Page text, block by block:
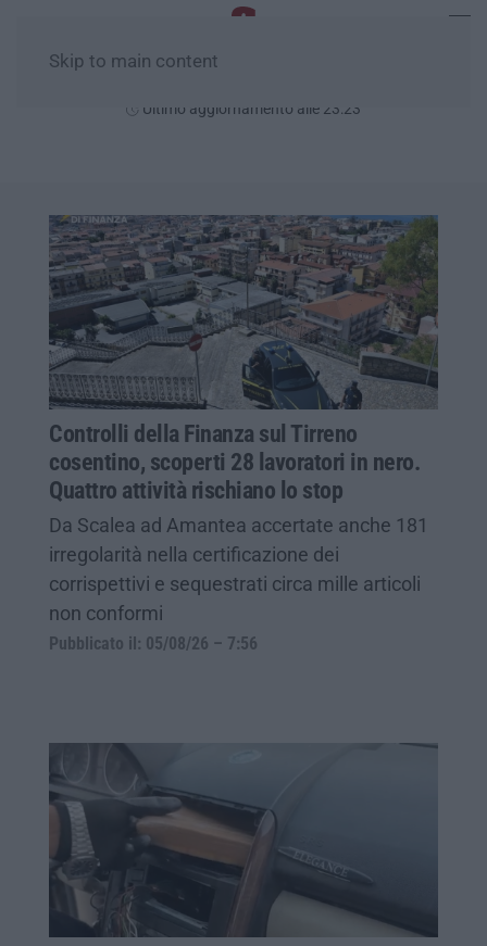
Skip to main content
Ultimo aggiornamento alle 23:23
Controlli della Finanza sul Tirreno
cosentino, scoperti 28 lavoratori in nero.
Quattro attività rischiano lo stop
Da Scalea ad Amantea accertate anche 181
irregolarità nella certificazione dei
corrispettivi e sequestrati circa mille articoli
non conformi
Pubblicato il: 05/08/26 – 7:56